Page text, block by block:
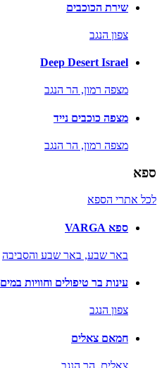
שירת הכוכבים
צפון הנגב
Deep Desert Israel
מצפה רמון, הר הנגב
מצפה כוכבים נייד
מצפה רמון, הר הנגב
ספא
לכל אתרי הספא
ספא VARGA
באר שבע, באר שבע והסביבה
עינות בר טיפולים וחוויות במים
צפון הנגב
חמאם צאלים
צאלים, הר הנגב